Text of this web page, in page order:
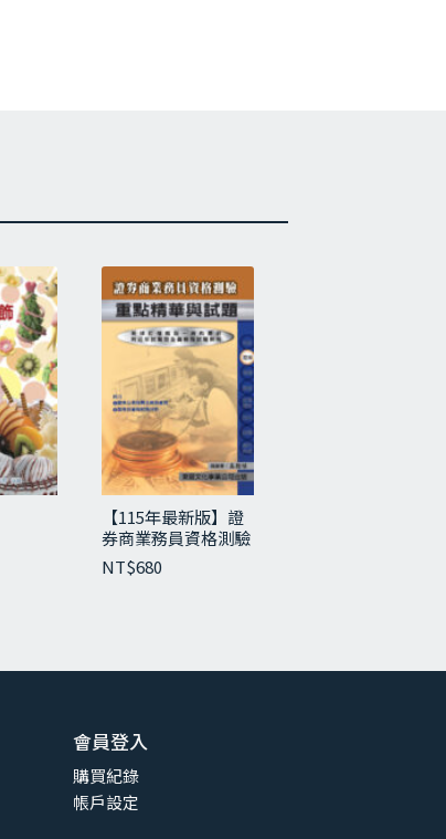
【115年最新版】證
券商業務員資格測驗
重點精華與試題
NT$680
會員登入
購買紀錄
帳戶設定